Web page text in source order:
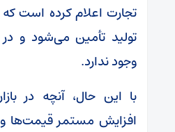
تجارت اعلام کرده است که
تولید تأمین می‌شود و
وجود ندارد.
با این حال، آنچه در
افزایش مستمر قیمت‌ها و